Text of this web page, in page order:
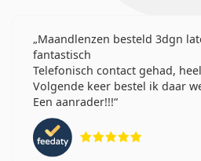
Maandlenzen besteld 3dgn
fantastisch
Telefonisch contact gehad,
Volgende keer bestel ik daar
Een aanrader!!!